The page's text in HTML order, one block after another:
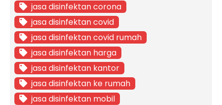
jasa disinfektan corona
jasa disinfektan covid
jasa disinfektan covid rumah
jasa disinfektan harga
jasa disinfektan kantor
jasa disinfektan ke rumah
jasa disinfektan mobil